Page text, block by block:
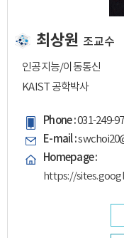
최상원 조교수
인공지능/이동통신
KAIST 공학박사
Phone :031-249-
E-mail :
Homepage :
https://